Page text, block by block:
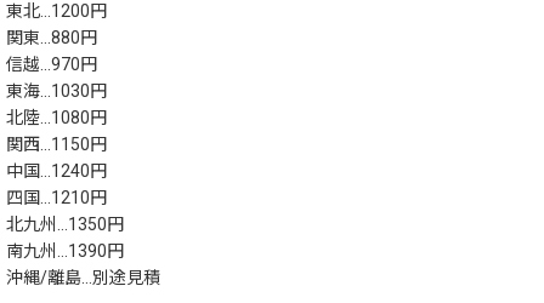
東北…1200円
関東…880円
信越…970円
東海…1030円
北陸…1080円
関西…1150円
中国…1240円
四国…1210円
北九州…1350円
南九州…1390円
沖縄/離島…別途見積